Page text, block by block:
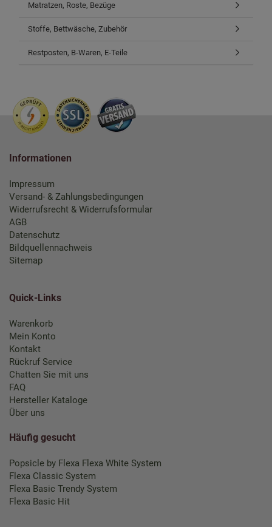
Matratzen, Roste, Bezüge
Stoffe, Bettwäsche, Zubehör
Restposten, B-Waren, E-Teile
Informationen
Impressum
Versand- & Zahlungsbedingungen
Widerrufsrecht & Widerrufsformular
AGB
Datenschutz
Bildquellennachweis
Sitemap
Quick-Links
Warenkorb
Mein Konto
Kontakt
Rückruf Service
Chatten Sie mit uns
FAQ
Hersteller Kataloge
Über uns
Häufig gesucht
Popsicle by Flexa Flexa White System
Flexa Classic System
Flexa Basic Trendy System
Flexa Basic Hit